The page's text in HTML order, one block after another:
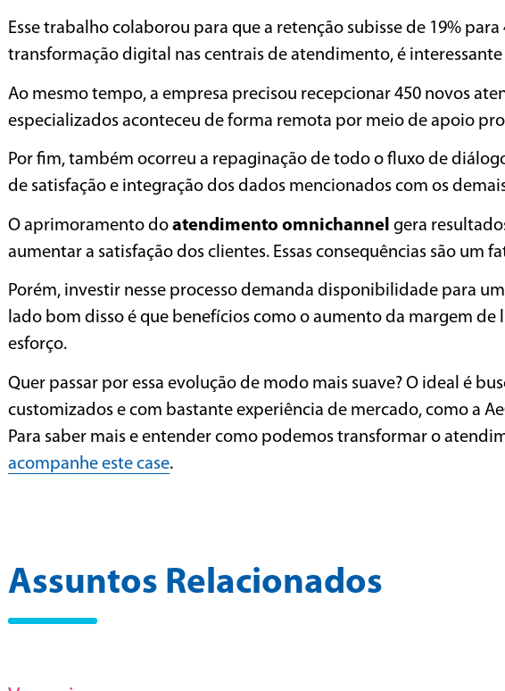
Esse trabalho colaborou para que a retenção subisse de 19%
transformação digital nas centrais de atendimento, é interessante
Ao mesmo tempo, a empresa precisou recepcionar 450 novos
especializados aconteceu de forma remota por meio de apoio
Por fim, também ocorreu a repaginação de todo o fluxo de
de satisfação e integração dos dados mencionados com os
O aprimoramento do atendimento omnichannel gera
aumentar a satisfação dos clientes. Essas consequências são um
Porém, investir nesse processo demanda disponibilidade para
lado bom disso é que benefícios como o aumento da margem
esforço.
Quer passar por essa evolução de modo mais suave? O ideal é
customizados e com bastante experiência de mercado, como a
Para saber mais e entender como podemos transformar o
acompanhe este case.
Assuntos Relacionados